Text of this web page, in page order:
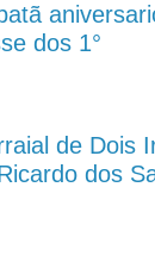
dos 1°
de Dois
dos